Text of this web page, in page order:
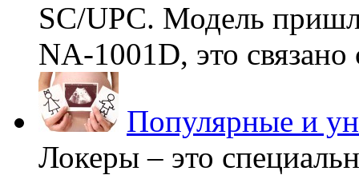
SC/UPC. Модель
NA-1001D, это связано
Популярные и
Локеры – это